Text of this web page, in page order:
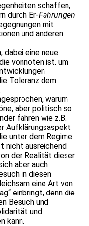
schaffen,
durch Er-Fahrungen
mit
und anderen
dabei eine neue
vonnöten ist, um
Toleranz dem
warum
aber politisch so
fahren wie z.B.
Aufklärungsaspekt
unter dem Regime
nicht ausreichend
der Realität dieser
aber auch
in diesen
eine Art von
einbringt, denn die
Besuch und
und
kann.